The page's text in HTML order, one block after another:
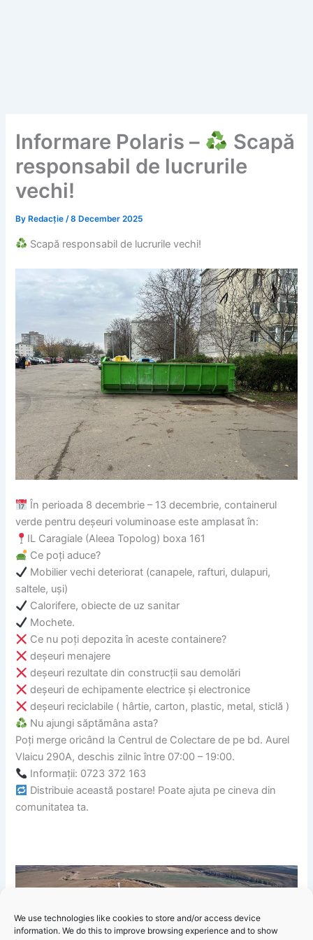
We use technologies like cookies to store and/or access device
information. We do this to improve browsing experience and to show
Informare Polaris –
Scapă
responsabil de lucrurile
vechi!
By Redacție/8 December 2025
Scapă responsabil de lucrurile vechi!
În perioada 8 decembrie – 13 decembrie, containerul
verde pentru deșeuri voluminoase este amplasat în:
IL Caragiale (Aleea Topolog) boxa 161
Ce poți aduce?
Mobilier vechi deteriorat (canapele, rafturi, dulapuri,
saltele, uși)
Calorifere, obiecte de uz sanitar
Mochete.
Ce nu poți depozita în aceste containere?
deșeuri menajere
deșeuri rezultate din construcții sau demolări
deșeuri de echipamente electrice și electronice
deșeuri reciclabile ( hârtie, carton, plastic, metal, sticlă )
Nu ajungi săptămâna asta?
Poți merge oricând la Centrul de Colectare de pe bd. Aurel
Vlaicu 290A, deschis zilnic între 07:00 – 19:00.
Informații: 0723 372 163
Distribuie această postare! Poate ajuta pe cineva din
comunitatea ta.
Informare Polaris – Scapă responsabil de lucrurile vechi!
Click 'I